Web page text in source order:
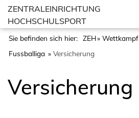
ZENTRALEINRICHTUNG
HOCHSCHULSPORT
Sie befinden sich hier: ZEH Wettkampf
Fussballiga
Versicherung
Versicherung